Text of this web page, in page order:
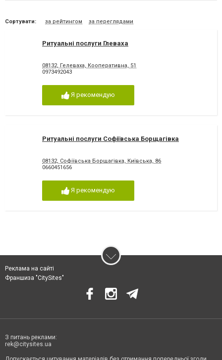
Сортувати: за рейтингом за переглядами
Ритуальні послуги Глеваха
08132, Гелеваха, Кооперативна, 51
0973492043
Я рекомендую
Ритуальні послуги Софіївська Борщагівка
08132, Софіївська Борщагівка, Київська, 86
0660451656
Я рекомендую
Реклама на сайті
Франшиза "CitySites"
З питань реклами:
rek@citysites.ua